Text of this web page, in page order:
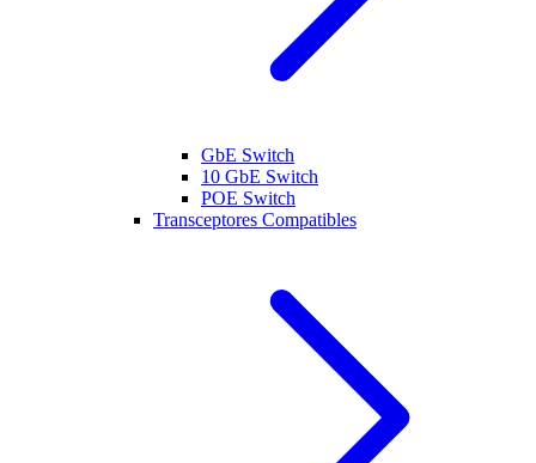
GbE Switch
10 GbE Switch
POE Switch
Transceptores Compatibles